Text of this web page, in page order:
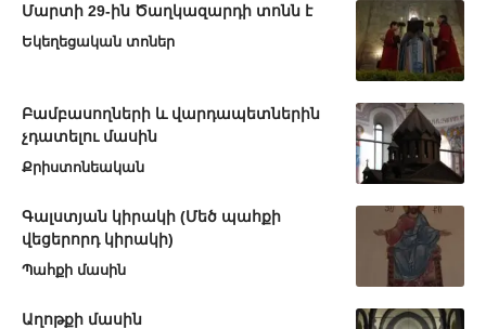
Մարտի 29-ին Ծաղկազարդի տոնն է
Եկեղեցական տոներ
Բամբասողների և վարդապետներին
չդատելու մասին
Քրիստոնեական
Գալստյան կիրակի (Մեծ պահքի
վեցերորդ կիրակի)
Պահքի մասին
Աղոթքի մասին